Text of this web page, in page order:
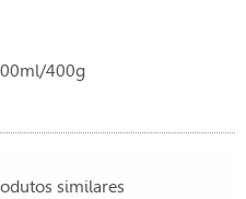
400g
similares